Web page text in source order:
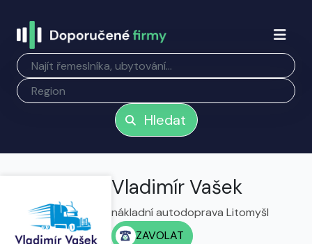
Hledat
Vladimír Vašek
nákladní autodoprava Litomyšl
ZAVOLAT